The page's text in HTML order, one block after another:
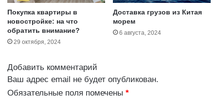
а
т
у
?
Покупка квартиры в
новостройке: на что
обратить внимание?
29 октября, 2024
Доставка грузов из Китая
морем
6 августа, 2024
Добавить комментарий
Ваш адрес email не будет опубликован.
Обязательные поля помечены *